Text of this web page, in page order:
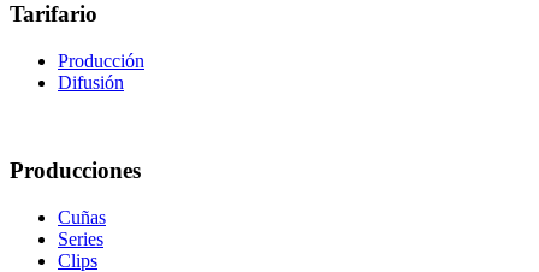
Tarifario
Producción
Difusión
Producciones
Cuñas
Series
Clips